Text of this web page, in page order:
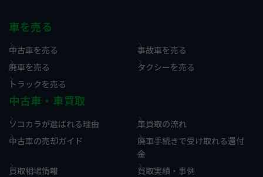
車を売る
中古車を売る
事故車を売る
廃車を売る
タクシーを売る
トラックを売る
中古車・車買取
ソコカラが選ばれる理由
車買取の流れ
中古車の売却ガイド
廃車手続きで受け取れる還付
金
買取相場情報
買取実績・事例